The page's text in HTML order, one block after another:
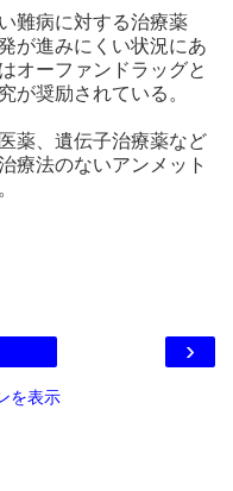
難病に対する治療薬
が進みにくい状況にあ
オーファンドラッグと
が奨励されている。
薬、遺伝子治療薬など
療法のないアンメット
›
を表示